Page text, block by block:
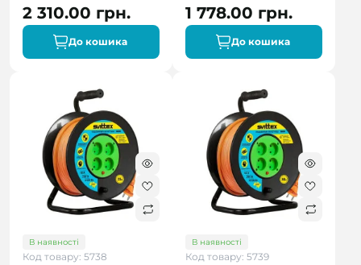
2 310.00 грн.
До кошика
1 778.00 грн.
До кошика
В наявності
Код товару: 5738
В наявності
Код товару: 5739